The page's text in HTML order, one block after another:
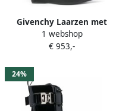
Givenchy Laarzen met
sleehak Zwart
1 webshop
€ 953,-
24%